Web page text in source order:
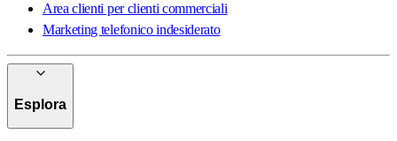
Area clienti per clienti commerciali
Marketing telefonico indesiderato
Esplora